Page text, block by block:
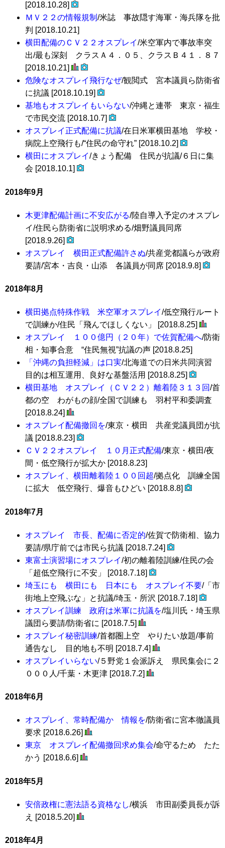
[2018.10.28]
ＭＶ２２の情報規制 /米誌 事故隠す海軍・海兵隊を批
判 [2018.10.21]
横田配備のＣＶ２２オスプレイ/米空軍内で事故率突
出/最も深刻 クラスＡ４．０５、クラスＢ４１．８７
[2018.10.21]
危険なオスプレイ飛行なぜ/観閲式 宮本議員ら防衛省
に抗議 [2018.10.19]
基地もオスプレイもいらない/沖縄と連帯 東京・福生
で市民交流 [2018.10.7]
オスプレイ正式配備に抗議/在日米軍横田基地 学校・
病院上空飛行も/“住民の命守れ” [2018.10.2]
横田にオスプレイ/きょう配備 住民が抗議/６日に集
会 [2018.10.1]
2018年9月
木更津配備計画に不安広がる/陸自導入予定のオスプレ
イ/住民ら防衛省に説明求める/畑野議員同席
[2018.9.26]
オスプレイ 横田正式配備許さぬ/共産党都議らが政府
要請/宮本・吉良・山添 各議員が同席 [2018.9.8]
2018年8月
横田拠点特殊作戦 米空軍オスプレイ/低空飛行ルート
で訓練か/住民「飛んでほしくない」 [2018.8.25]
オスプレイ １００億円（２０年）で佐賀配備へ/防衛
相・知事合意 “住民無視”抗議の声 [2018.8.25]
「沖縄の負担軽減」は口実/北海道での日米共同演習
目的は相互運用、良好な基盤活用 [2018.8.25]
横田基地 オスプレイ（ＣＶ２２）離着陸３１３回/首
都の空 わがもの顔/全国で訓練も 羽村平和委調査
[2018.8.24]
オスプレイ配備撤回を/東京・横田 共産党議員団が抗
議 [2018.8.23]
ＣＶ２２オスプレイ １０月正式配備/東京・横田/夜
間・低空飛行が拡大か [2018.8.23]
オスプレイ、横田離着陸１００回超/拠点化 訓練全国
に拡大 低空飛行、爆音もひどい [2018.8.8]
2018年7月
オスプレイ 市長、配備に否定的/佐賀で防衛相、協力
要請/県庁前では市民ら抗議 [2018.7.24]
東富士演習場にオスプレイ/初の離着陸訓練/住民の会
「超低空飛行に不安」 [2018.7.18]
埼玉にも 横田にも 日本にも オスプレイ不要/「市
街地上空飛ぶな」と抗議/埼玉・所沢 [2018.7.18]
オスプレイ訓練 政府は米軍に抗議を/塩川氏・埼玉県
議団ら要請/防衛省に [2018.7.5]
オスプレイ秘密訓練/首都圏上空 やりたい放題/事前
通告なし 目的地も不明 [2018.7.4]
オスプレイいらない/５野党１会派訴え 県民集会に２
０００人/千葉・木更津 [2018.7.2]
2018年6月
オスプレイ、常時配備か 情報を/防衛省に宮本徹議員
要求 [2018.6.26]
東京 オスプレイ配備撤回求め集会/命守るため たた
かう [2018.6.6]
2018年5月
安倍政権に憲法語る資格なし/横浜 市田副委員長が訴
え [2018.5.20]
2018年4月